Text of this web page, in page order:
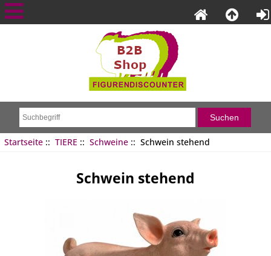
Startseite:: TIERE :: Schweine:: Schwein stehend
Schwein stehend